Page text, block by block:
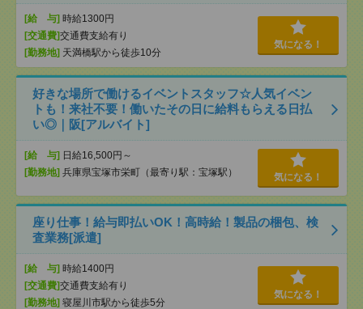
[給 与] 時給1300円
[交通費]交通費支給有り
[勤務地] 天満橋駅から徒歩10分
気になる！
好きな場所で働けるイベントスタッフ☆人気イベン
トも！来社不要！働いたその日に給料もらえる日払
い◎｜阪[アルバイト]
[給 与] 日給16,500円～
[勤務地] 兵庫県宝塚市栄町（最寄り駅：宝塚駅） 気になる！
座り仕事！給与即払いOK！高時給！製品の梱包、検
査業務[派遣]
[給 与] 時給1400円
[交通費]交通費支給有り
[勤務地] 寝屋川市駅から徒歩5分
気になる！